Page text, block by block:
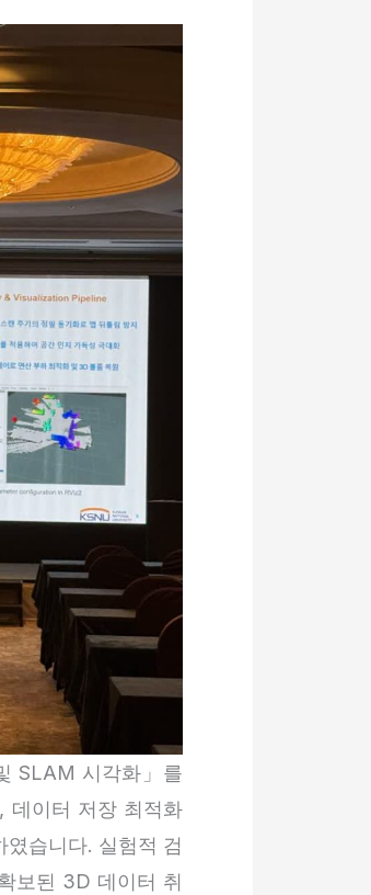
SLAM 시각화」를
데이터 저장 최적화
습니다. 실험적 검
보된 3D 데이터 취